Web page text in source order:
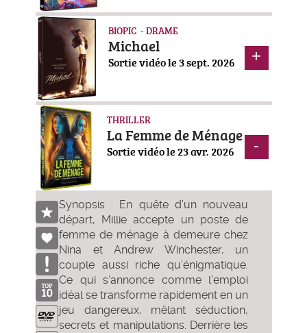
BIOPIC - DRAME
Michael
Sortie vidéo le 3 sept. 2026
THRILLER
La Femme de Ménage
Sortie vidéo le 23 avr. 2026
Synopsis : En quête d’un nouveau
départ, Millie accepte un poste de
femme de ménage à demeure chez
Nina et Andrew Winchester, un
couple aussi riche qu’énigmatique.
Ce qui s’annonce comme l’emploi
idéal se transforme rapidement en un
jeu dangereux, mêlant séduction,
secrets et manipulations. Derrière les